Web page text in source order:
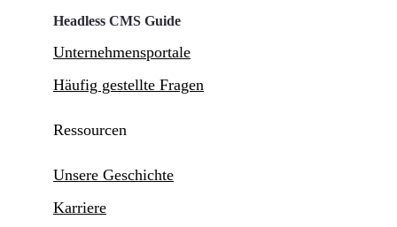
Headless CMS Guide
Unternehmensportale
Häufig gestellte Fragen
Ressourcen
Unsere Geschichte
Karriere